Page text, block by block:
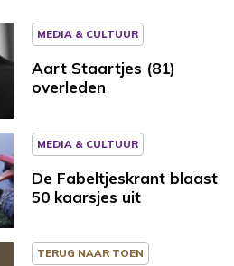
MEDIA & CULTUUR
Aart Staartjes (81)
overleden
MEDIA & CULTUUR
De Fabeltjeskrant blaast
50 kaarsjes uit
TERUG NAAR TOEN